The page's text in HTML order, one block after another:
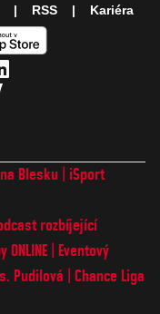
Blesku
iSport
rozbíjející
Eventový
Pudilová
Chance Liga
RSS Kariéra